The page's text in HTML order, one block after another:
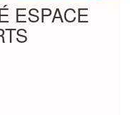
ESPACE